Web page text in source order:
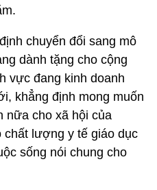
chuyển đổi sang mô
dành tặng cho cộng
vực đang kinh doanh
khẳng định mong muốn
nữa cho xã hội của
chất lượng y tế giáo dục
sống nói chung cho